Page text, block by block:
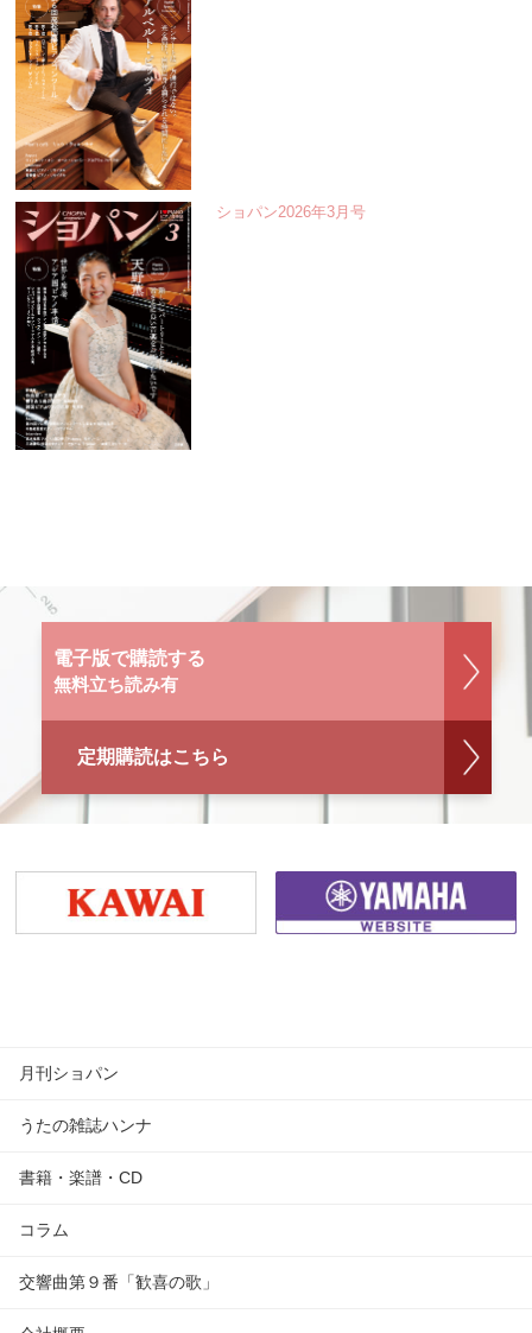
ショパン2026年3月号
電子版で購読する
無料立ち読み有
定期購読はこちら
月刊ショパン
うたの雑誌ハンナ
書籍・楽譜・CD
コラム
交響曲第９番「歓喜の歌」